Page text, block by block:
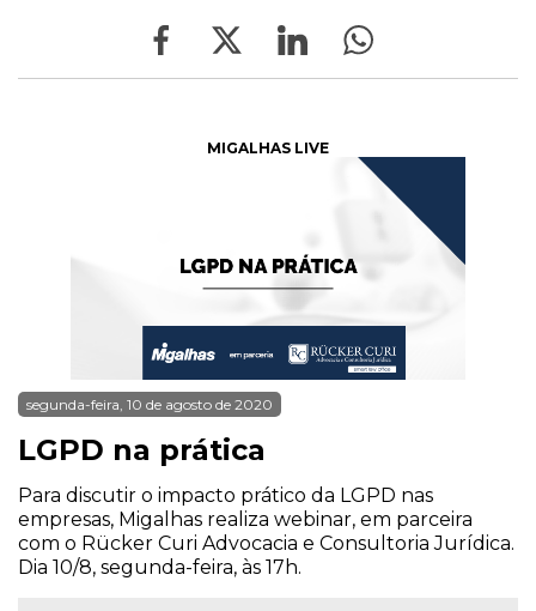
MIGALHAS LIVE
segunda-feira, 10 de agosto de 2020
LGPD na prática
Para discutir o impacto prático da LGPD nas
empresas, Migalhas realiza webinar, em parceira
com o Rücker Curi Advocacia e Consultoria Jurídica.
Dia 10/8, segunda-feira, às 17h.